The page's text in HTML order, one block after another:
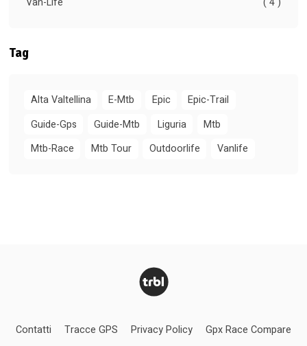
Tag
Alta Valtellina E-Mtb Epic
Epic-Trail
Guide-Gps
Guide-Mtb Liguria
Mtb
Mtb-Race
Mtb Tour Outdoorlife Vanlife
Contatti Tracce GPS Privacy Policy Gpx Race Compare